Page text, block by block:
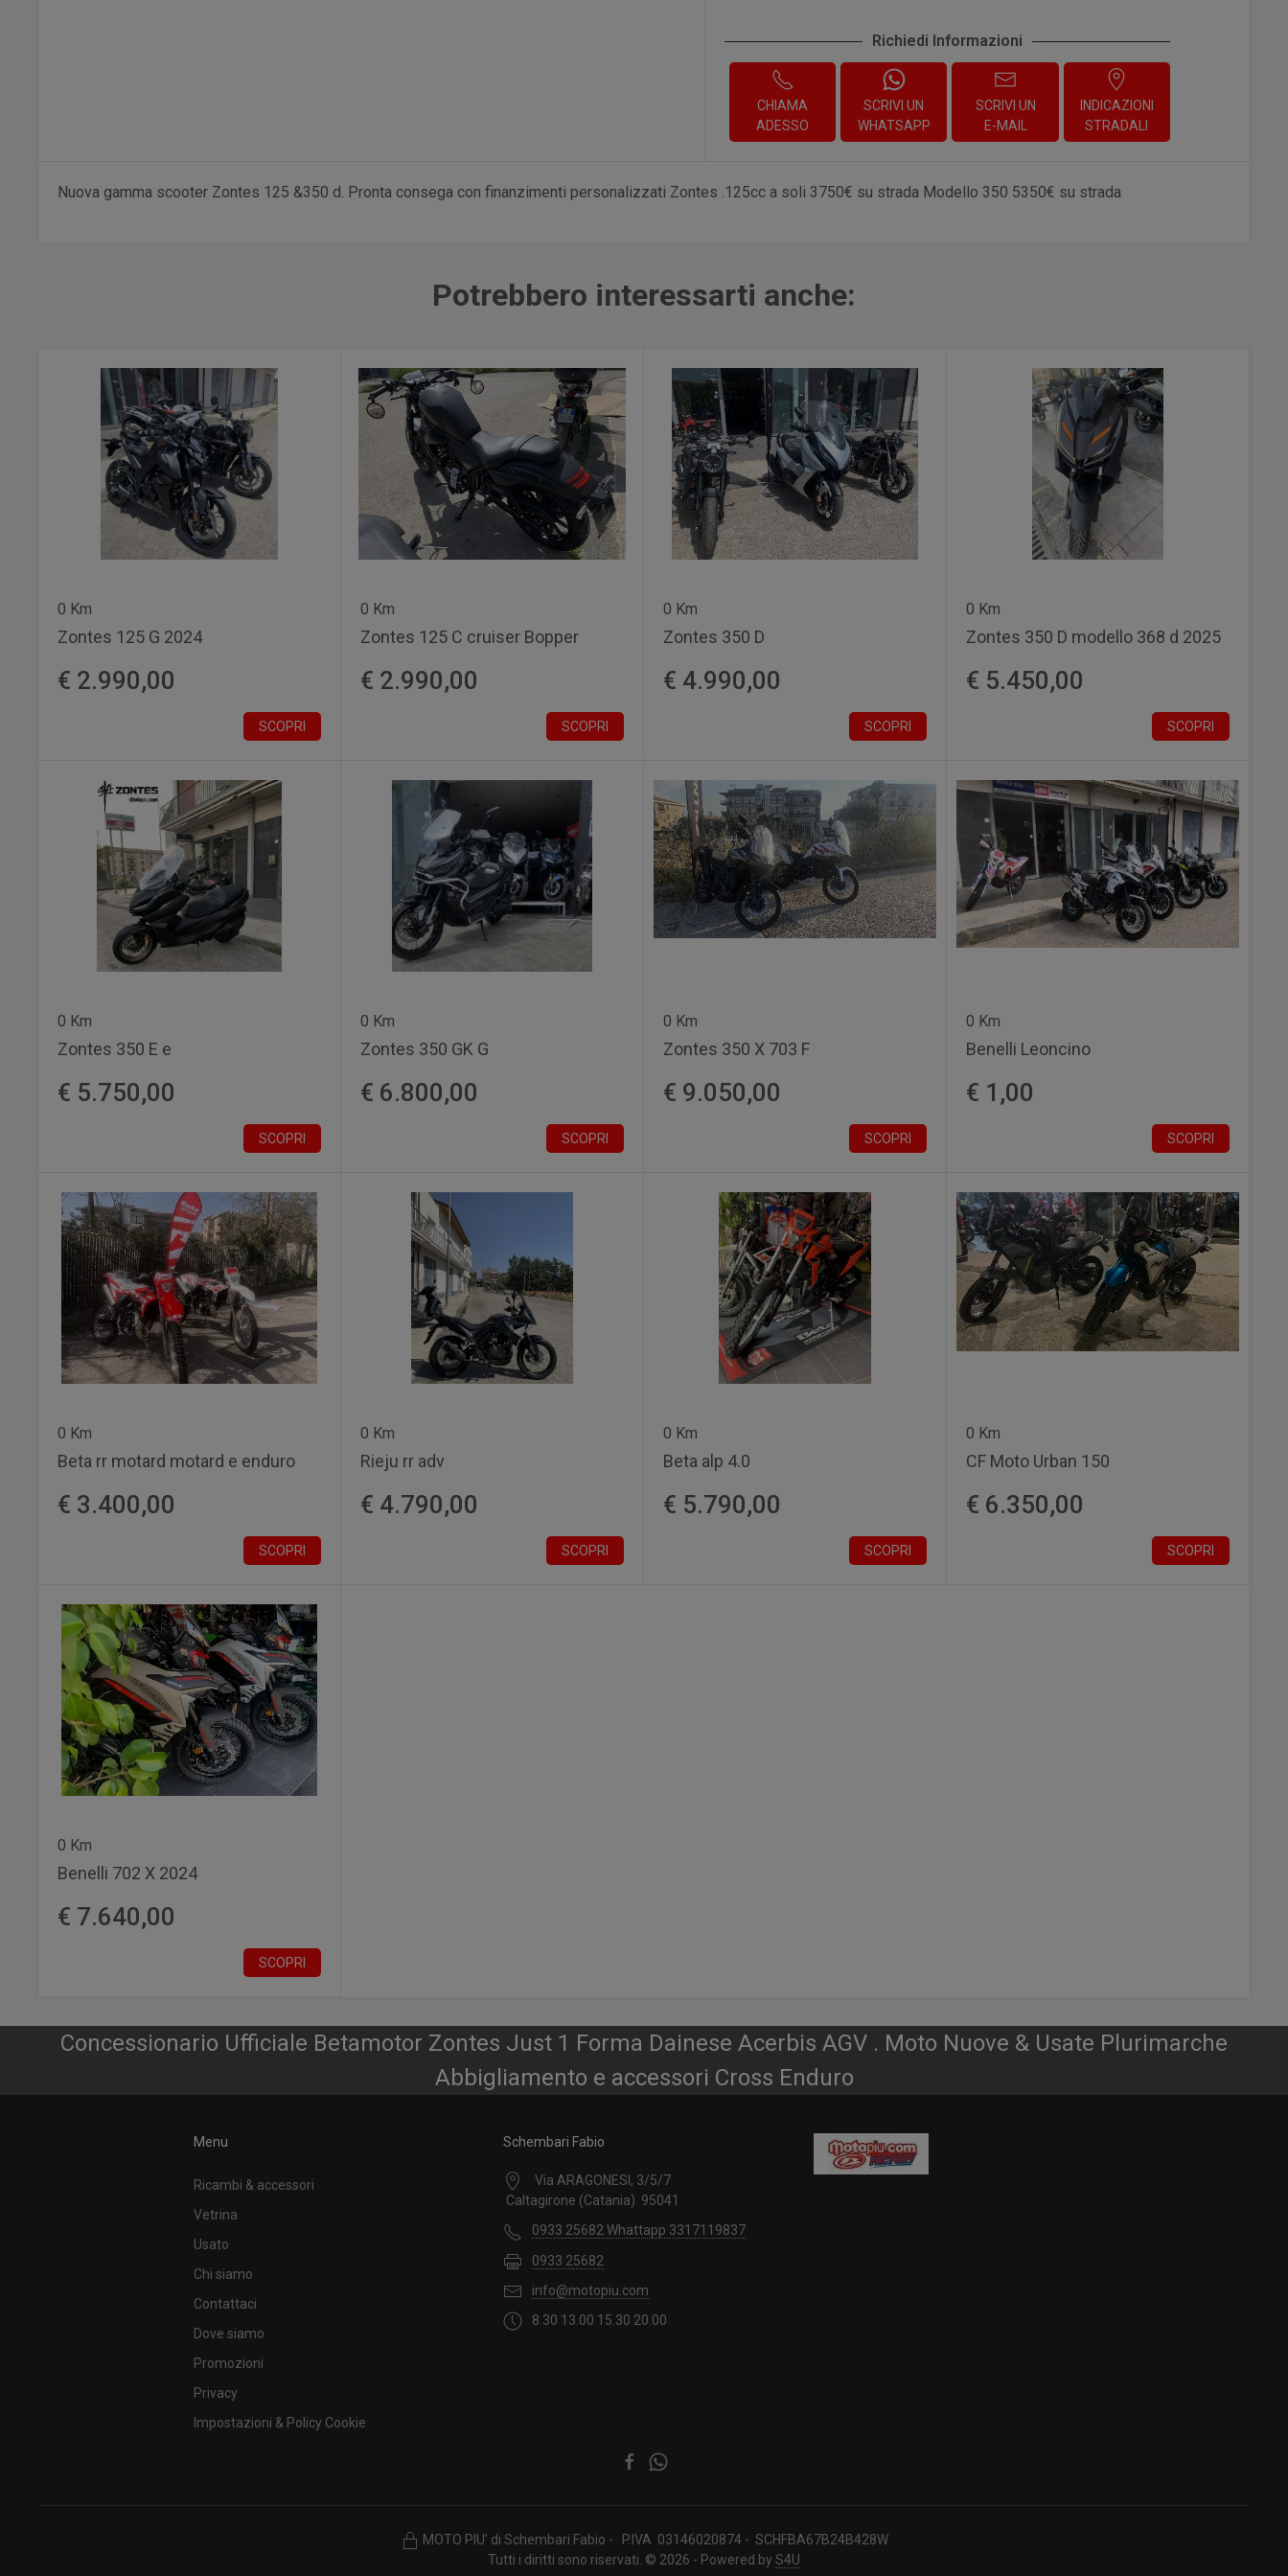
Richiedi Informazioni
CHIAMA
ADESSO
SCRIVI UN
WHATSAPP
SCRIVI UN
E-MAIL
INDICAZIONI
STRADALI
Nuova gamma scooter Zontes 125 &350 d. Pronta consega con finanzimenti personalizzati Zontes .125cc a soli 3750€ su strada Modello 350 5350€ su strada
Potrebbero interessarti anche:
0 Km
Zontes 125 G 2024
€ 2.990,00
SCOPRI
0 Km
Zontes 125 C cruiser Bopper
€ 2.990,00
SCOPRI
0 Km
Zontes 350 D
€ 4.990,00
SCOPRI
0 Km
Zontes 350 D modello 368 d 2025
€ 5.450,00
SCOPRI
0 Km
Zontes 350 E e
€ 5.750,00
SCOPRI
0 Km
Zontes 350 GK G
€ 6.800,00
SCOPRI
0 Km
Zontes 350 X 703 F
€ 9.050,00
SCOPRI
0 Km
Benelli Leoncino
€ 1,00
SCOPRI
0 Km
Beta rr motard motard e enduro
€ 3.400,00
SCOPRI
0 Km
Rieju rr adv
€ 4.790,00
SCOPRI
0 Km
Beta alp 4.0
€ 5.790,00
SCOPRI
0 Km
CF Moto Urban 150
€ 6.350,00
SCOPRI
0 Km
Benelli 702 X 2024
€ 7.640,00
SCOPRI
Concessionario Ufficiale Betamotor Zontes Just 1 Forma Dainese Acerbis AGV . Moto Nuove & Usate Plurimarche
Abbigliamento e accessori Cross Enduro
Menu
Ricambi & accessori
Vetrina
Usato
Chi siamo
Contattaci
Dove siamo
Promozioni
Privacy
Impostazioni & Policy Cookie
Schembari Fabio
Via ARAGONESI, 3/5/7
Caltagirone (Catania) 95041
0933 25682 Whattapp 3317119837
0933 25682
info@motopiu.com
8.30 13.00 15.30 20.00
MOTO PIU' di Schembari Fabio - P.IVA 03146020874 - SCHFBA67B24B428W
Tutti i diritti sono riservati. © 2026 - Powered by S4U